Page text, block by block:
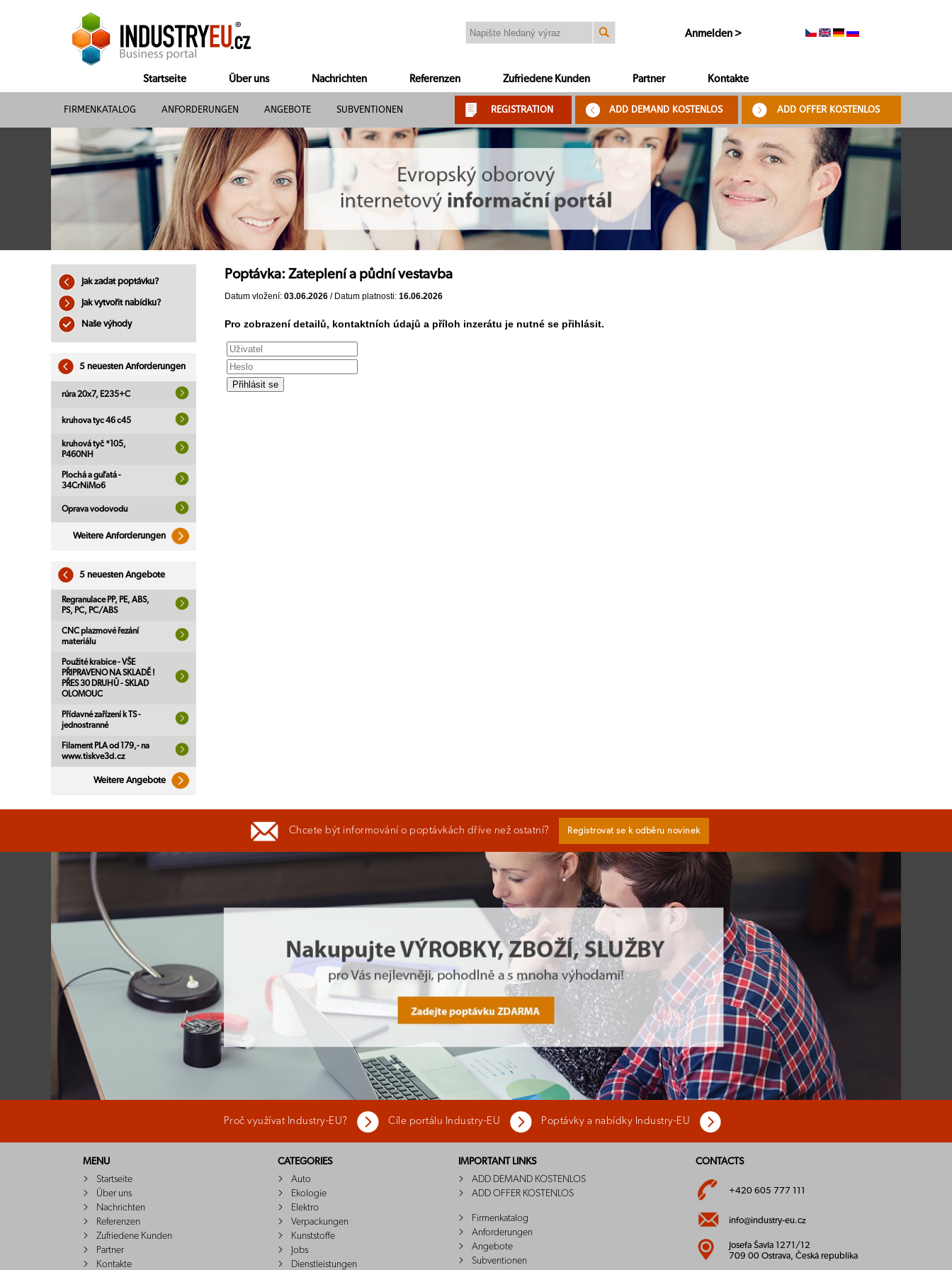
Anmelden >
Startseite Über uns Nachrichten Referenzen Zufriedene Kunden Partner Kontakte
FIRMENKATALOG ANFORDERUNGEN ANGEBOTE SUBVENTIONEN REGISTRATION ADD DEMAND KOSTENLOS ADD OFFER KOSTENLOS
Jak zadat poptávku?
Jak vytvořit nabídku?
Naše výhody
5 neuesten Anforderungen
rúra 20x7, E235+C
kruhova tyc 46 c45
kruhová tyč *105,
P460NH
Plochá a guľatá -
34CrNiMo6
Oprava vodovodu
Weitere Anforderungen
5 neuesten Angebote
Regranulace PP, PE, ABS,
PS, PC, PC/ABS
CNC plazmové řezání
materiálu
Použité krabice - VŠE
PŘIPRAVENO NA SKLADĚ !
PŘES 30 DRUHŮ - SKLAD
OLOMOUC
Přídavné zařízení k TS -
jednostranné
Filament PLA od 179,- na
www.tiskve3d.cz
Weitere Angebote
Poptávka: Zateplení a půdní vestavba
Datum vložení: 03.06.2026 / Datum platnosti: 16.06.2026
Pro zobrazení detailů, kontaktních údajů a příloh inzerátu je nutné se přihlásit.
Chcete být informování o poptávkách dříve než ostatní? Registrovat se k odběru novinek
Proč využívat Industry-EU? Cíle portálu Industry-EU Poptávky a nabídky Industry-EU
MENU
Startseite
Über uns
Nachrichten
Referenzen
Zufriedene Kunden
Partner
Kontakte
CATEGORIES
Auto
Ekologie
Elektro
Verpackungen
Kunststoffe
Jobs
Dienstleistungen
IMPORTANT LINKS
ADD DEMAND KOSTENLOS
ADD OFFER KOSTENLOS
Firmenkatalog
Anforderungen
Angebote
Subventionen
CONTACTS
+420 605 777 111
info@industry-eu.cz
Josefa Šavla 1271/12
709 00 Ostrava, Česká republika